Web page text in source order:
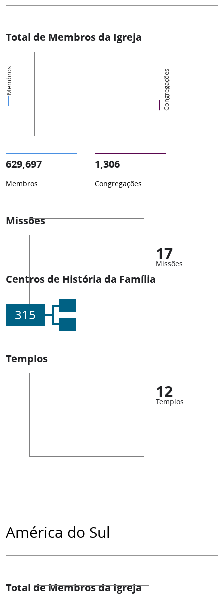
Total de Membros da Igreja
Membros Congregações
629,697
Membros
1,306
Congregações
Missões
17
Missões
Centros de História da Família
315
Templos
12
Templos
América do Sul
Total de Membros da Igreja